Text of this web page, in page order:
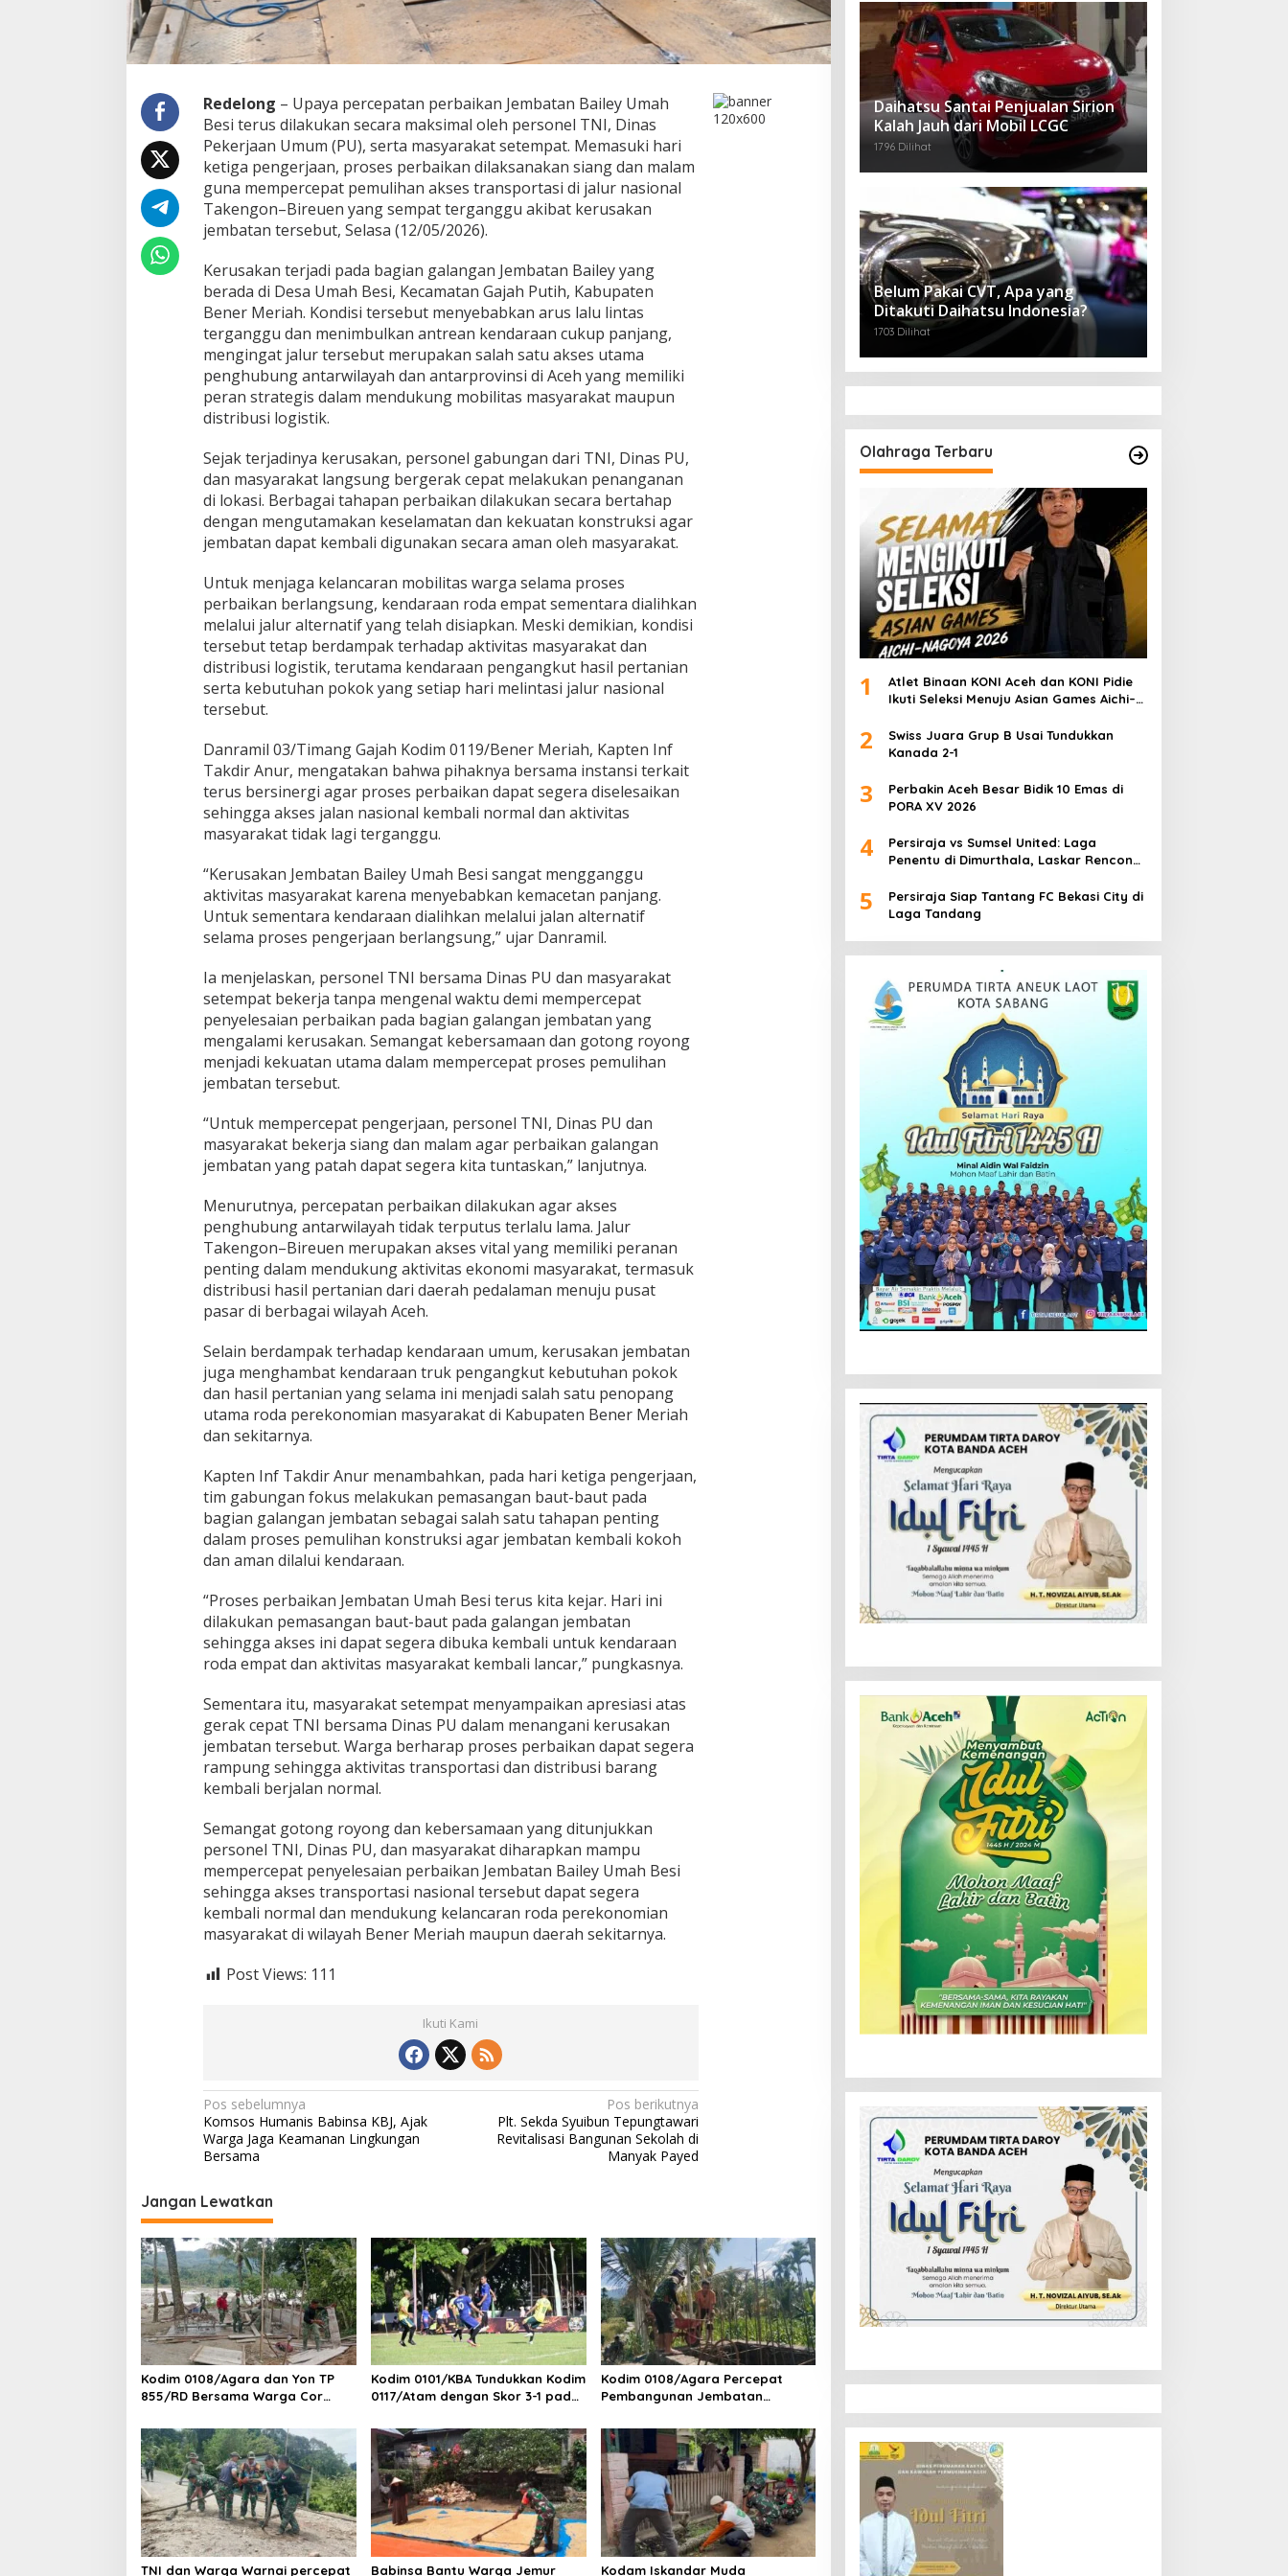
a
a
J
e
m
b
a
t
B
i
l
e
U
m
a
h
B
e
i
B
e
n
e
r
e
r
a
h
Redelong – Upaya percepatan perbaikan Jembatan Bailey Umah
Besi terus dilakukan secara maksimal oleh personel TNI, Dinas
Pekerjaan Umum (PU), serta masyarakat setempat. Memasuki hari
ketiga pengerjaan, proses perbaikan dilaksanakan siang dan malam
guna mempercepat pemulihan akses transportasi di jalur nasional
Takengon–Bireuen yang sempat terganggu akibat kerusakan
jembatan tersebut, Selasa (12/05/2026).
Kerusakan terjadi pada bagian galangan Jembatan Bailey yang
berada di Desa Umah Besi, Kecamatan Gajah Putih, Kabupaten
Bener Meriah. Kondisi tersebut menyebabkan arus lalu lintas
terganggu dan menimbulkan antrean kendaraan cukup panjang,
mengingat jalur tersebut merupakan salah satu akses utama
penghubung antarwilayah dan antarprovinsi di Aceh yang memiliki
peran strategis dalam mendukung mobilitas masyarakat maupun
distribusi logistik.
Sejak terjadinya kerusakan, personel gabungan dari TNI, Dinas PU,
dan masyarakat langsung bergerak cepat melakukan penanganan
di lokasi. Berbagai tahapan perbaikan dilakukan secara bertahap
dengan mengutamakan keselamatan dan kekuatan konstruksi agar
jembatan dapat kembali digunakan secara aman oleh masyarakat.
Untuk menjaga kelancaran mobilitas warga selama proses
perbaikan berlangsung, kendaraan roda empat sementara dialihkan
melalui jalur alternatif yang telah disiapkan. Meski demikian, kondisi
tersebut tetap berdampak terhadap aktivitas masyarakat dan
distribusi logistik, terutama kendaraan pengangkut hasil pertanian
serta kebutuhan pokok yang setiap hari melintasi jalur nasional
tersebut.
Danramil 03/Timang Gajah Kodim 0119/Bener Meriah, Kapten Inf
Takdir Anur, mengatakan bahwa pihaknya bersama instansi terkait
terus bersinergi agar proses perbaikan dapat segera diselesaikan
sehingga akses jalan nasional kembali normal dan aktivitas
masyarakat tidak lagi terganggu.
“Kerusakan Jembatan Bailey Umah Besi sangat mengganggu
aktivitas masyarakat karena menyebabkan kemacetan panjang.
Untuk sementara kendaraan dialihkan melalui jalan alternatif
selama proses pengerjaan berlangsung,” ujar Danramil.
Ia menjelaskan, personel TNI bersama Dinas PU dan masyarakat
setempat bekerja tanpa mengenal waktu demi mempercepat
penyelesaian perbaikan pada bagian galangan jembatan yang
mengalami kerusakan. Semangat kebersamaan dan gotong royong
menjadi kekuatan utama dalam mempercepat proses pemulihan
jembatan tersebut.
“Untuk mempercepat pengerjaan, personel TNI, Dinas PU dan
masyarakat bekerja siang dan malam agar perbaikan galangan
jembatan yang patah dapat segera kita tuntaskan,” lanjutnya.
Menurutnya, percepatan perbaikan dilakukan agar akses
penghubung antarwilayah tidak terputus terlalu lama. Jalur
Takengon–Bireuen merupakan akses vital yang memiliki peranan
penting dalam mendukung aktivitas ekonomi masyarakat, termasuk
distribusi hasil pertanian dari daerah pedalaman menuju pusat
pasar di berbagai wilayah Aceh.
Selain berdampak terhadap kendaraan umum, kerusakan jembatan
juga menghambat kendaraan truk pengangkut kebutuhan pokok
dan hasil pertanian yang selama ini menjadi salah satu penopang
utama roda perekonomian masyarakat di Kabupaten Bener Meriah
dan sekitarnya.
Kapten Inf Takdir Anur menambahkan, pada hari ketiga pengerjaan,
tim gabungan fokus melakukan pemasangan baut-baut pada
bagian galangan jembatan sebagai salah satu tahapan penting
dalam proses pemulihan konstruksi agar jembatan kembali kokoh
dan aman dilalui kendaraan.
“Proses perbaikan Jembatan Umah Besi terus kita kejar. Hari ini
dilakukan pemasangan baut-baut pada galangan jembatan
sehingga akses ini dapat segera dibuka kembali untuk kendaraan
roda empat dan aktivitas masyarakat kembali lancar,” pungkasnya.
Sementara itu, masyarakat setempat menyampaikan apresiasi atas
gerak cepat TNI bersama Dinas PU dalam menangani kerusakan
jembatan tersebut. Warga berharap proses perbaikan dapat segera
rampung sehingga aktivitas transportasi dan distribusi barang
kembali berjalan normal.
Semangat gotong royong dan kebersamaan yang ditunjukkan
personel TNI, Dinas PU, dan masyarakat diharapkan mampu
mempercepat penyelesaian perbaikan Jembatan Bailey Umah Besi
sehingga akses transportasi nasional tersebut dapat segera
kembali normal dan mendukung kelancaran roda perekonomian
masyarakat di wilayah Bener Meriah maupun daerah sekitarnya.
Post Views: 111
Ikuti Kami
N
a
v
i
g
a
s
i
p
o
s
Pos sebelumnya
Komsos Humanis Babinsa KBJ, Ajak
Warga Jaga Keamanan Lingkungan
Bersama
Pos berikutnya
Plt. Sekda Syuibun Tepungtawari
Revitalisasi Bangunan Sekolah di
Manyak Payed
Jangan Lewatkan
Kodim 0108/Agara dan Yon TP
855/RD Bersama Warga Cor
Gantung di Ds. Lawe Ger Ger,
Aceh Tenggara
Kodim 0101/KBA Tundukkan Kodim
0117/Atam dengan Skor 3-1 pada
Kodim 0108/Agara Percepat
Pembangunan Jembatan
Ujung, Aceh Tenggara
TNI dan Warga Warnai percepat Babinsa Bantu Warga Jemur Kodam Iskandar Muda
Daihatsu Santai Penjualan Sirion
Kalah Jauh dari Mobil LCGC
1796 Dilihat
Belum Pakai CVT, Apa yang
Ditakuti Daihatsu Indonesia?
1703 Dilihat
Olahraga Terbaru
1
Atlet Binaan KONI Aceh dan KONI Pidie
Ikuti Seleksi Menuju Asian Games Aichi–
2
Swiss Juara Grup B Usai Tundukkan
Kanada 2-1
3
Perbakin Aceh Besar Bidik 10 Emas di
PORA XV 2026
4
Persiraja vs Sumsel United: Laga
Penentu di Dimurthala, Laskar Rencong
5
Persiraja Siap Tantang FC Bekasi City di
Laga Tandang